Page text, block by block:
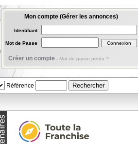
Mon compte (Gérer les annonces)
Identifiant
Mot de Passe
Créer un compte - Mot de passe perdu ?
Référence